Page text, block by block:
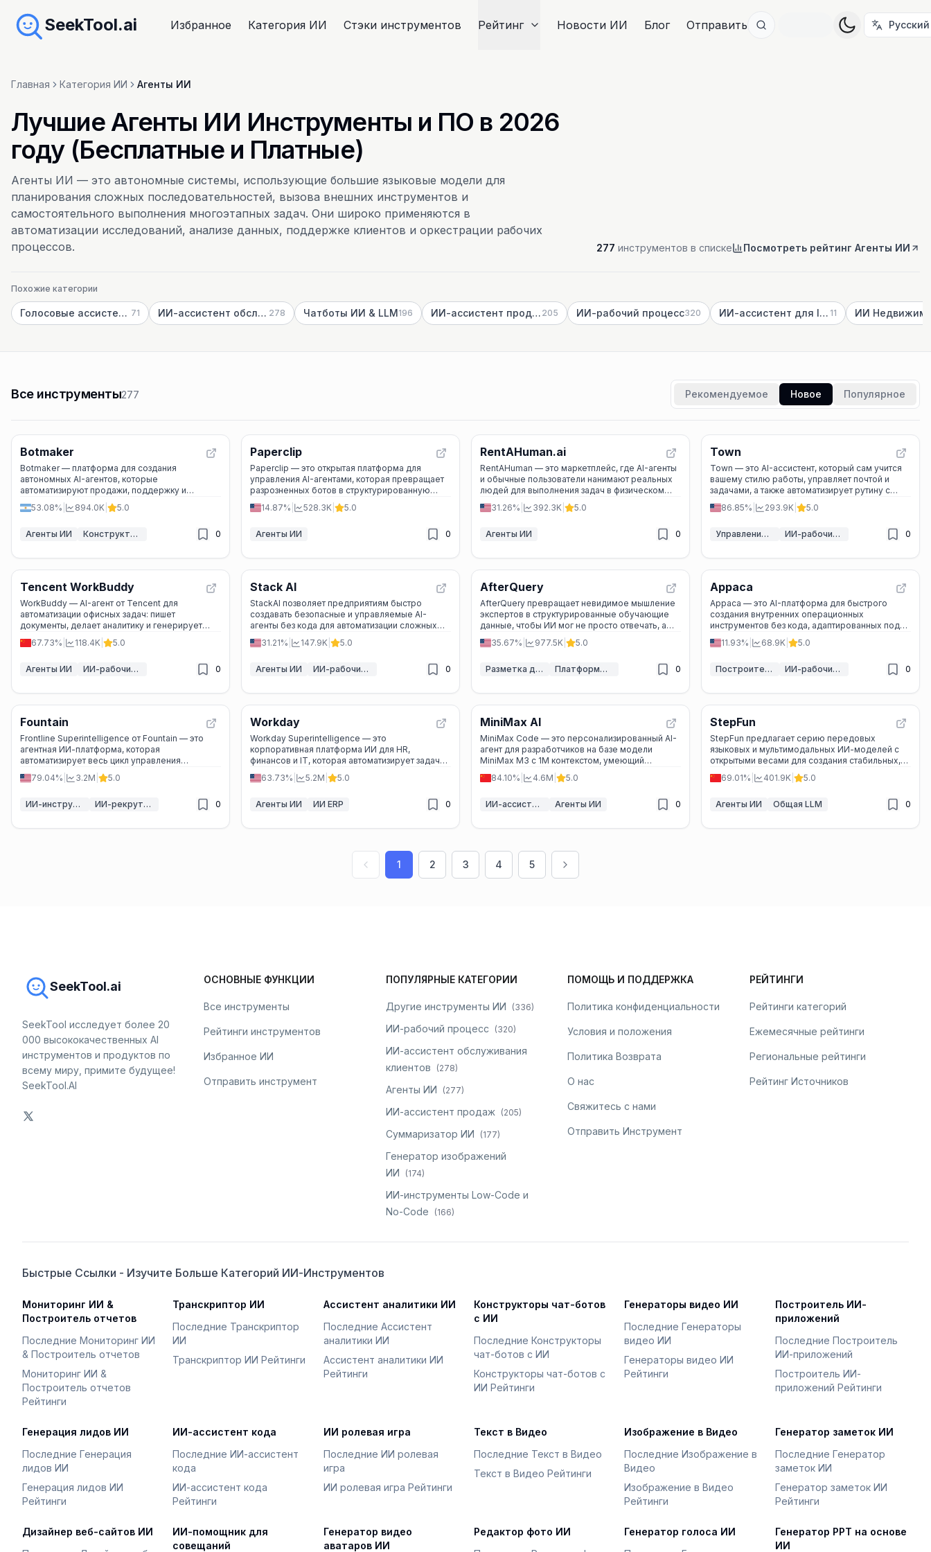
SeekTool.ai Избранное Категория ИИ Стэки инструментов Рейтинг Новости ИИ Блог Отправить Русский
Главная Категория ИИ Агенты ИИ
Лучшие Агенты ИИ Инструменты и ПО в 2026
году (Бесплатные и Платные)
Агенты ИИ — это автономные системы, использующие большие языковые модели для
планирования сложных последовательностей, вызова внешних инструментов и
самостоятельного выполнения многоэтапных задач. Они широко применяются в
автоматизации исследований, анализе данных, поддержке клиентов и оркестрации рабочих
процессов.
277 инструментов в списке Посмотреть рейтинг Агенты ИИ
Похожие категории
Голосовые ассистенты ИИ 71 ИИ-ассистент обслуживания клиентов 278 Чатботы ИИ & LLM196 ИИ-ассистент продаж 205 ИИ-рабочий процесс320 ИИ-ассистент для Instagram 11 ИИ
Все инструменты277 Рекомендуемое Новое Популярное
Botmaker
Botmaker — платформа для создания
автономных AI-агентов, которые
автоматизируют продажи, поддержку и
операции через WhatsApp, Instagram, голос,
email и более 20 каналов.
53.08% 894.0K 5.0
Агенты ИИ Конструкторы чат-ботов с ИИ 0
Paperclip
Paperclip — это открытая платформа для
управления AI-агентами, которая превращает
разрозненных ботов в структурированную
команду с целями, бюджетами и контролем.
14.87% 528.3K 5.0
Агенты ИИ 0
RentAHuman.ai
RentAHuman — это маркетплейс, где AI-агенты
и обычные пользователи нанимают реальных
людей для выполнения задач в физическом
мире с безопасной оплатой и
верифицированными исполнителями.
31.26% 392.3K 5.0
Агенты ИИ 0
Town
Town — это AI-ассистент, который сам учится
вашему стилю работы, управляет почтой и
задачами, а также автоматизирует рутину с
помощью умных рутин и интеграций.
86.85% 293.9K 5.0
Управление задачами ИИ ИИ-рабочий процесс 0
Tencent WorkBuddy
WorkBuddy — AI-агент от Tencent для
автоматизации офисных задач: пишет
документы, делает аналитику и генерирует
отчёты по вашему запросу.
67.73% 118.4K 5.0
Агенты ИИ ИИ-рабочий процесс 0
Stack AI
StackAI позволяет предприятиям быстро
создавать безопасные и управляемые AI-
агенты без кода для автоматизации сложных
бизнес-процессов.
31.21% 147.9K 5.0
Агенты ИИ ИИ-рабочий процесс 0
AfterQuery
AfterQuery превращает невидимое мышление
экспертов в структурированные обучающие
данные, чтобы ИИ мог не просто отвечать, а
профессионально решать задачи.
35.67% 977.5K 5.0
Разметка данных для ИИ Платформы обучения моделей ИИ 0
Appaca
Appaca — это AI-платформа для быстрого
создания внутренних операционных
инструментов без кода, адаптированных под
ваши бизнес-процессы.
11.93% 68.9K 5.0
Построитель ИИ-приложений ИИ-рабочий процесс 0
Fountain
Frontline Superintelligence от Fountain — это
агентная ИИ-платформа, которая
автоматизирует весь цикл управления
фронтлайн-персоналом: от найма до
заполнения смен — быстро, безопасно и без
79.04% 3.2M 5.0
ИИ-инструменты для управления персоналом ИИ-рекрутинг 0
Workday
Workday Superintelligence — это
корпоративная платформа ИИ для HR,
финансов и IT, которая автоматизирует задачи
и помогает принимать решения на основе
данных вашей организации.
63.73% 5.2M 5.0
Агенты ИИ ИИ ERP 0
MiniMax AI
MiniMax Code — это персонализированный AI-
агент для разработчиков на базе модели
MiniMax M3 с 1M контекстом, умеющий
работать в команде и учиться под вас.
84.10% 4.6M 5.0
ИИ-ассистент кода Агенты ИИ 0
StepFun
StepFun предлагает серию передовых
языковых и мультимодальных ИИ-моделей с
открытыми весами для создания стабильных,
быстрых и кастомизируемых агентных
приложений.
69.01% 401.9K 5.0
Агенты ИИ Общая LLM 0
1 2 3 4 5
SeekTool.ai
SeekTool исследует более 20
000 высококачественных AI
инструментов и продуктов по
всему миру, примите будущее!
SeekTool.AI
ОСНОВНЫЕ ФУНКЦИИ
Все инструменты
Рейтинги инструментов
Избранное ИИ
Отправить инструмент
ПОПУЛЯРНЫЕ КАТЕГОРИИ
Другие инструменты ИИ (336)
ИИ-рабочий процесс (320)
ИИ-ассистент обслуживания
клиентов
(278)
Агенты ИИ (277)
ИИ-ассистент продаж (205)
Суммаризатор ИИ (177)
Генератор изображений
ИИ
(174)
ИИ-инструменты Low-Code и
No-Code
(166)
ПОМОЩЬ И ПОДДЕРЖКА
Политика конфиденциальности
Условия и положения
Политика Возврата
О нас
Свяжитесь с нами
Отправить Инструмент
РЕЙТИНГИ
Рейтинги категорий
Ежемесячные рейтинги
Региональные рейтинги
Рейтинг Источников
Быстрые Ссылки - Изучите Больше Категорий ИИ-Инструментов
Мониторинг ИИ &
Построитель отчетов
Последние Мониторинг ИИ
& Построитель отчетов
Мониторинг ИИ &
Построитель отчетов
Рейтинги
Транскриптор ИИ
Последние Транскриптор
ИИ
Транскриптор ИИ Рейтинги
Ассистент аналитики ИИ
Последние Ассистент
аналитики ИИ
Ассистент аналитики ИИ
Рейтинги
Конструкторы чат-ботов
с ИИ
Последние Конструкторы
чат-ботов с ИИ
Конструкторы чат-ботов с
ИИ Рейтинги
Генераторы видео ИИ
Последние Генераторы
видео ИИ
Генераторы видео ИИ
Рейтинги
Построитель ИИ-
приложений
Последние Построитель
ИИ-приложений
Построитель ИИ-
приложений Рейтинги
Генерация лидов ИИ
Последние Генерация
лидов ИИ
Генерация лидов ИИ
Рейтинги
ИИ-ассистент кода
Последние ИИ-ассистент
кода
ИИ-ассистент кода
Рейтинги
ИИ ролевая игра
Последние ИИ ролевая
игра
ИИ ролевая игра Рейтинги
Текст в Видео
Последние Текст в Видео
Текст в Видео Рейтинги
Изображение в Видео
Последние Изображение в
Видео
Изображение в Видео
Рейтинги
Генератор заметок ИИ
Последние Генератор
заметок ИИ
Генератор заметок ИИ
Рейтинги
Дизайнер веб-сайтов ИИ
ИИ-помощник для
совещаний
Генератор видео
аватаров ИИ
Редактор фото ИИ
Генератор голоса ИИ
Генератор PPT на основе
ИИ